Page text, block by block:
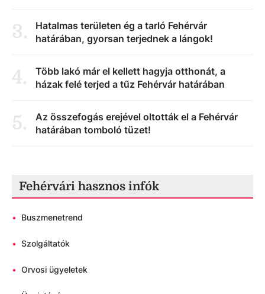
3.
Hatalmas területen ég a tarló Fehérvár
határában, gyorsan terjednek a lángok!
4.
Több lakó már el kellett hagyja otthonát, a
házak felé terjed a tűz Fehérvár határában
5.
Az összefogás erejével oltották el a Fehérvár
határában tomboló tüzet!
Fehérvári hasznos infók
• Buszmenetrend
• Szolgáltatók
• Orvosi ügyeletek